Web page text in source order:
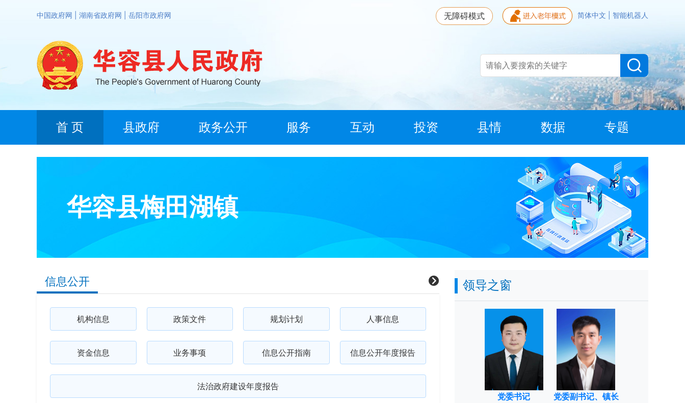
中国政府网 湖南省政府网 岳阳市政府网 简体中文 智能机器人
无障碍模式
首 页 县政府 政务公开 服务 互动 投资 县情 数据 专题
华容县梅田湖镇
信息公开
机构信息 政策文件 规划计划 人事信息
资金信息 业务事项 信息公开指南 信息公开年度报告
法治政府建设年度报告
领导之窗
党委书记
党委副书记、镇长